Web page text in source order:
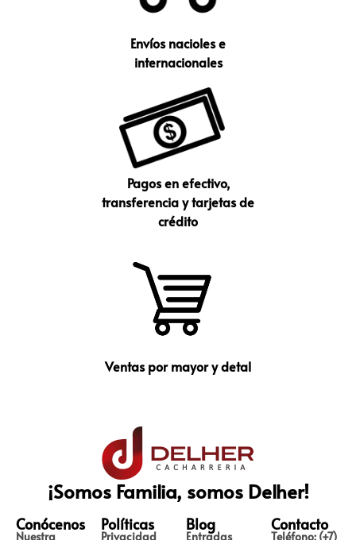
Envíos nacioles e
internacionales
Pagos en efectivo,
transferencia y tarjetas de
crédito
Ventas por mayor y detal
¡Somos Familia, somos Delher!
Conócenos
Nuestra
Políticas
Privacidad
Blog
Entradas
Contacto
Teléfono: (+7)